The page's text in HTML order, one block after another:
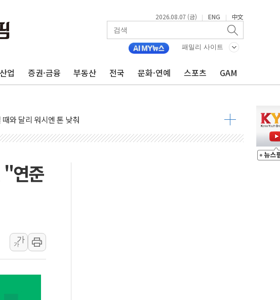
2026.08.07 (금) | ENG | 中文
패밀리 사이트
산업 증권·금융 부동산 전국 문화·연예 스포츠 GAM
에 금리 인상 우려 후퇴…나스닥 선물 1%대 상승
라시안·클라우드플레어·태양광주↑ VS 트레이드데스크·웬디스↓
보 내정설...포항시 '시끌'
100년 밑거름…수도권 집중 완화 전환점"
세 15% 부과…美 태양광주 급등
남
역풍에 "정부정책 아냐" 해명
경북동해안권 8~9일 최대 100mm 호우
동방위협정' 체결… 수니파 국가들의 새 안보 협력 구도
원…써밋 클라비온 59㎡ 18억원대
"연준
가
가